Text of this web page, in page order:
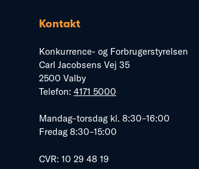
Kontakt
Konkurrence- og Forbrugerstyrelsen
Carl Jacobsens Vej 35
2500 Valby
Telefon: 4171 5000
Mandag–torsdag kl. 8:30–16:00
Fredag 8:30–15:00
CVR: 10 29 48 19